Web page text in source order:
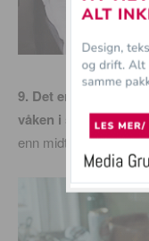
9. Det er i alle fall
våken i senga,
enn midt i frokosten: